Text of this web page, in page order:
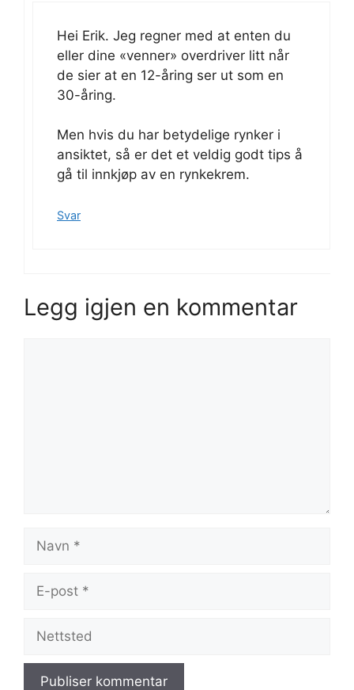
Hei Erik. Jeg regner med at enten du
eller dine «venner» overdriver litt når
de sier at en 12-åring ser ut som en
30-åring.
Men hvis du har betydelige rynker i
ansiktet, så er det et veldig godt tips å
gå til innkjøp av en rynkekrem.
Svar
Legg igjen en kommentar
Navn
Nettsted